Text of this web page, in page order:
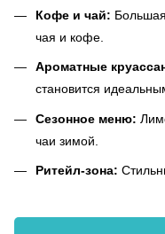
Кофе и чай:
чая и кофе.
Ароматные
становится
Сезонное меню:
чаи зимой.
Ритейл-зона: